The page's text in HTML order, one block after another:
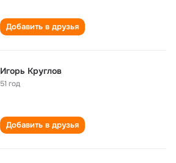
Добавить в друзья
Игорь Круглов
51 год
Добавить в друзья